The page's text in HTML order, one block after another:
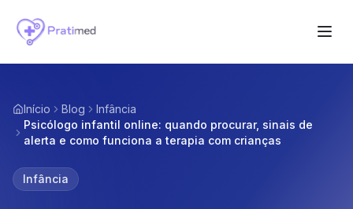
Início Blog
Infância
Psicólogo infantil online: quando procurar, sinais de
alerta e como funciona a terapia com crianças
Infância